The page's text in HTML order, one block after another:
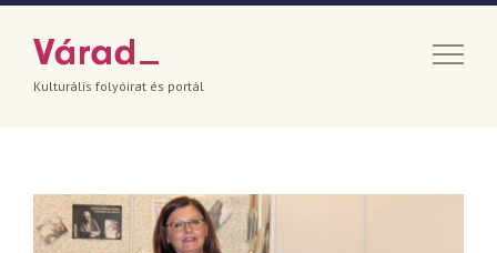
Kulturális folyóirat és portál